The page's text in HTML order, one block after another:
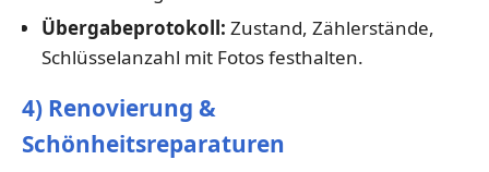
Übergabeprotokoll: Zustand, Zählerstände,
Schlüsselanzahl mit Fotos festhalten.
4) Renovierung &
Schönheitsreparaturen